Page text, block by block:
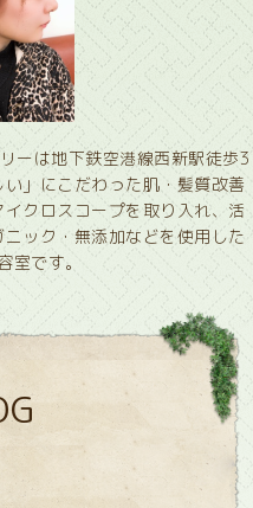
ーは地下鉄空港線西新駅徒歩3
」にこだわった肌・髪質改善
クロスコープを取り入れ、活
ック・無添加などを使用した
室です。